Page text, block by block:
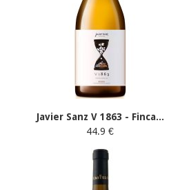
Javier Sanz V 1863 - Finca...
44.9 €